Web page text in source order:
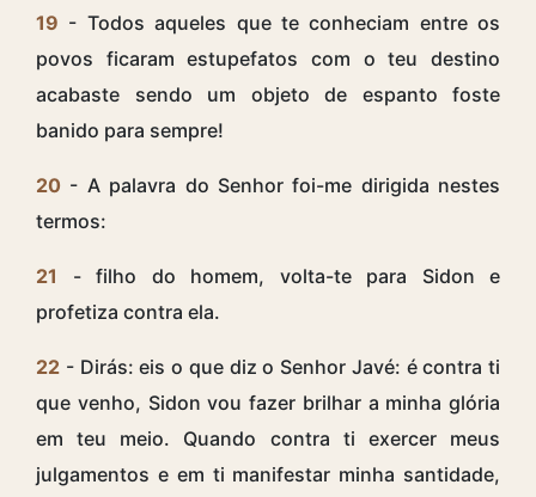
19 - Todos aqueles que te conheciam entre os
povos ficaram estupefatos com o teu destino
acabaste sendo um objeto de espanto foste
banido para sempre!
20 - A palavra do Senhor foi-me dirigida nestes
termos:
21 - filho do homem, volta-te para Sidon e
profetiza contra ela.
22 - Dirás: eis o que diz o Senhor Javé: é contra ti
que venho, Sidon vou fazer brilhar a minha glória
em teu meio. Quando contra ti exercer meus
julgamentos e em ti manifestar minha santidade,